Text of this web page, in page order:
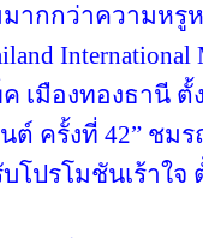
ากกว่าความหรู
เมืองทองธานี
ต์ ครั้งที่ 42” ชม
โปรโมชันเร้าใจ